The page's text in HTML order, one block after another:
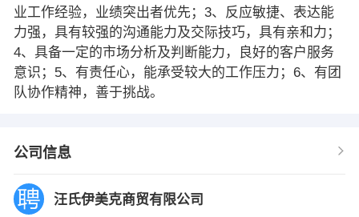
业工作经验，业绩突出者优先；3、反应敏捷、表达能
力强，具有较强的沟通能力及交际技巧，具有亲和力；
4、具备一定的市场分析及判断能力，良好的客户服务
意识；5、有责任心，能承受较大的工作压力；6、有团
队协作精神，善于挑战。
公司信息
汪氏伊美克商贸有限公司